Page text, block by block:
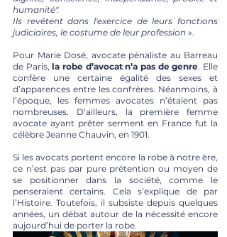
humanité".
Ils revêtent dans l'exercice de leurs fonctions
judiciaires, le costume de leur profession ».
Pour Marie Dosé, avocate pénaliste au Barreau
de Paris, la robe d’avocat n’a pas de genre. Elle
confère une certaine égalité des sexes et
d’apparences entre les confrères. Néanmoins, à
l’époque, les femmes avocates n’étaient pas
nombreuses. D’ailleurs, la première femme
avocate ayant prêter serment en France fut la
célèbre Jeanne Chauvin, en 1901.
Si les avocats portent encore la robe à notre ère,
ce n’est pas par pure prétention ou moyen de
se positionner dans la société, comme le
penseraient certains. Cela s’explique de par
l’Histoire. Toutefois, il subsiste depuis quelques
années, un débat autour de la nécessité encore
aujourd’hui de porter la robe.